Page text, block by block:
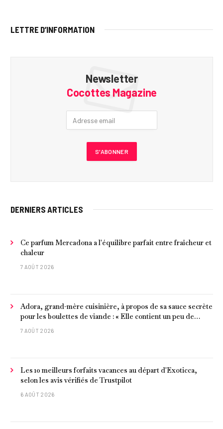
LETTRE D’INFORMATION
Newsletter
Cocottes Magazine
DERNIERS ARTICLES
Ce parfum Mercadona a l'équilibre parfait entre fraîcheur et
chaleur
7 AOÛT 2026
Adora, grand-mère cuisinière, à propos de sa sauce secrète
pour les boulettes de viande : « Elle contient un peu de
curcuma, du poivre, une poignée d'amandes et des tomates
7 AOÛT 2026
Les 10 meilleurs forfaits vacances au départ d'Exoticca,
selon les avis vérifiés de Trustpilot
6 AOÛT 2026